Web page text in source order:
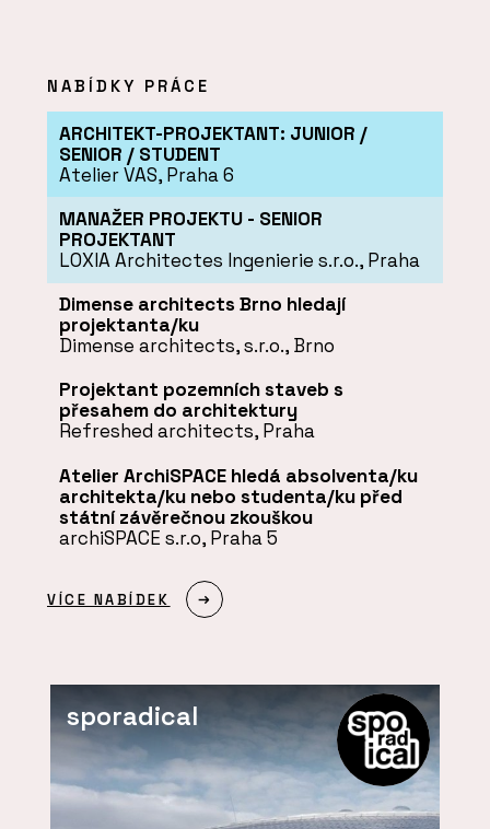
NABÍDKY PRÁCE
ARCHITEKT-PROJEKTANT: JUNIOR /
SENIOR / STUDENT
Atelier VAS, Praha 6
MANAŽER PROJEKTU - SENIOR
PROJEKTANT
LOXIA Architectes Ingenierie s.r.o., Praha
Dimense architects Brno hledají
projektanta/ku
Dimense architects, s.r.o., Brno
Projektant pozemních staveb s
přesahem do architektury
Refreshed architects, Praha
Atelier ArchiSPACE hledá absolventa/ku
architekta/ku nebo studenta/ku před
státní závěrečnou zkouškou
archiSPACE s.r.o, Praha 5
VÍCE NABÍDEK
sporadical